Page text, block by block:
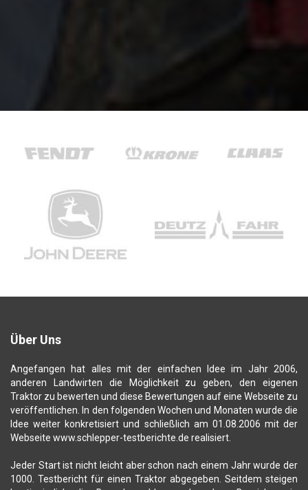
Über Uns
Angefangen hat alles mit der einfachen Idee im Jahr 2006,
anderen Landwirten die Möglichkeit zu geben, den eigenen
Traktor zu bewerten und diese Bewertungen auf eine Webseite zu
veröffentlichen. In den folgenden Wochen und Monaten wurde die
Idee weiter konkretisiert und schließlich am 01.08.2006 mit der
Webseite www.schlepper-testberichte.de realisiert.
Jeder Start ist nicht leicht aber schon nach einem Jahr wurde der
1000. Testbericht für einen Traktor abgegeben. Seitdem steigen